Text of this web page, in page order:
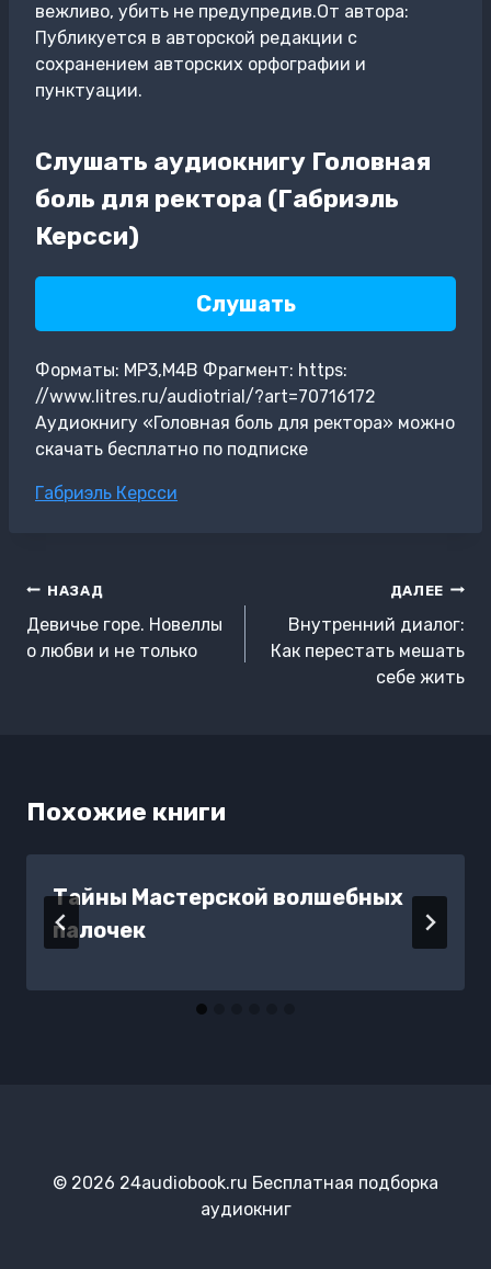
вежливо, убить не предупредив.От автора:
Публикуется в авторской редакции с
сохранением авторских орфографии и
пунктуации.
Слушать аудиокнигу Головная
боль для ректора (Габриэль
Керсси)
Слушать
Форматы: MP3,M4B Фрагмент: https:
//www.litres.ru/audiotrial/?art=70716172
Аудиокнигу «Головная боль для ректора» можно
скачать бесплатно по подписке
Метки
Габриэль Керсси
Навигация
по
записям
НАЗАД
Девичье горе. Новеллы
о любви и не только
ДАЛЕЕ
Внутренний диалог:
Как перестать мешать
себе жить
Похожие книги
Тайны Мастерской волшебных
палочек
© 2026 24audiobook.ru Бесплатная подборка
аудиокниг